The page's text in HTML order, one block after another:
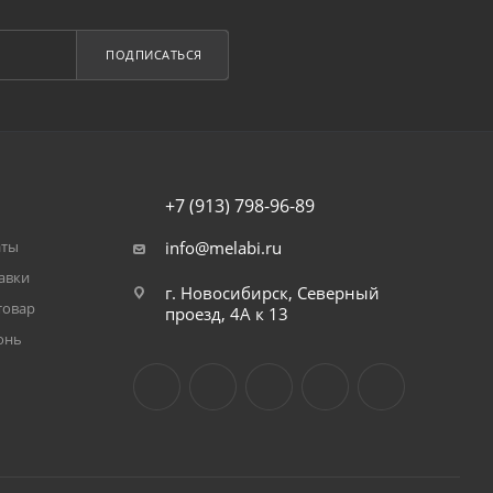
ПОДПИСАТЬСЯ
+7 (913) 798-96-89
info@melabi.ru
г. Новосибирск, Северный
проезд, 4А к 13